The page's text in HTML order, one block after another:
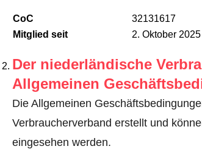
CoC
32131617
Mitglied seit
2. Oktober 2025
Der niederländische
Allgemeinen
Die Allgemeinen
Verbraucherverband erstellt und
eingesehen werden.